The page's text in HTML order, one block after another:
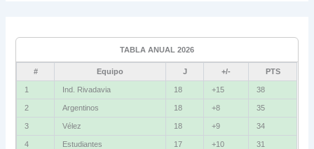
Bolívar 5
La Guaira
Grupo D
TABLA ANUAL 2026
# Equipo J +/- PTS
1 Ind. Rivadavia 18 +15 38
2 Argentinos 18 +8 35
3 Vélez 18 +9 34
4 Estudiantes 17 +10 31